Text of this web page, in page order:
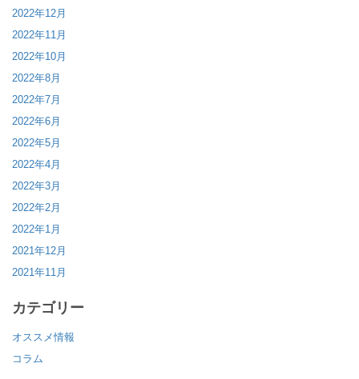
2022年12月
2022年11月
2022年10月
2022年8月
2022年7月
2022年6月
2022年5月
2022年4月
2022年3月
2022年2月
2022年1月
2021年12月
2021年11月
カテゴリー
オススメ情報
コラム